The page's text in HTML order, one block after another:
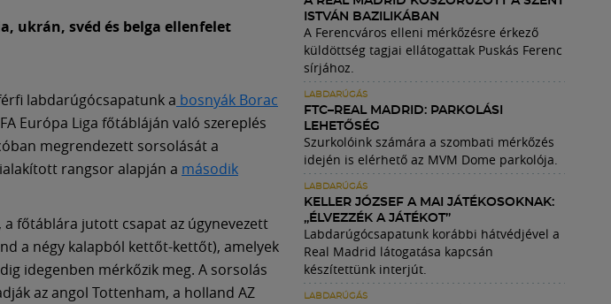
ukrán, svéd és belga ellenfelet
labdarúgócsapatunk a bosnyák Borac
Európa Liga főtábláján való szereplés
megrendezett sorsolását a
rangsor alapján a második
főtáblára jutott csapat az úgynevezett
a négy kalapból kettőt-kettőt), amelyek
idegenben mérkőzik meg. A sorsolás
az angol Tottenham, a holland AZ
ISTVÁN BAZILIKÁBAN
A Ferencváros elleni mérkőzésre érkező
küldöttség tagjai ellátogattak Puskás Ferenc
sírjához.
LABDARÚGÁS
FTC–REAL MADRID: PARKOLÁSI
LEHETŐSÉG
Szurkolóink számára a szombati mérkőzés
idején is elérhető az MVM Dome parkolója.
LABDARÚGÁS
KELLER JÓZSEF A MAI JÁTÉKOSOKNAK:
„ÉLVEZZÉK A JÁTÉKOT”
Labdarúgócsapatunk korábbi hátvédjével a
Real Madrid látogatása kapcsán
készítettünk interjút.
LABDARÚGÁS